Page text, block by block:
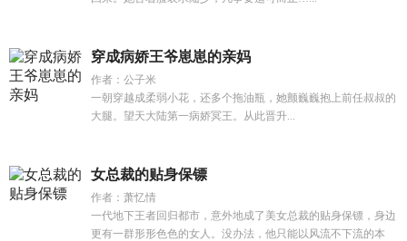
穿成病娇王爷崽崽的亲妈
作者：公子米
一朝穿越成柔弱小花，还多个拖油瓶，她颤巍巍抱上前任叔叔的
大腿。望天大陆第一病娇冥王。从此晋升...
女总裁的贴身保镖
作者：萧忆情
一代地下王者回归都市，意外地成了美女总裁的贴身保镖，身边
更有一群形形色色的女人。没办法，他只能以风流不下流的本